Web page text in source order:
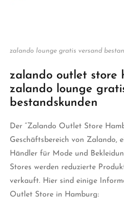
zalando lounge gratis versand
zalando outlet store
zalando lounge
bestandskunden
Der “Zalando Outlet Store
Geschäftsbereich von Zalando,
Händler für Mode und
Stores werden reduzierte
verkauft. Hier sind einige
Outlet Store in Hamburg: